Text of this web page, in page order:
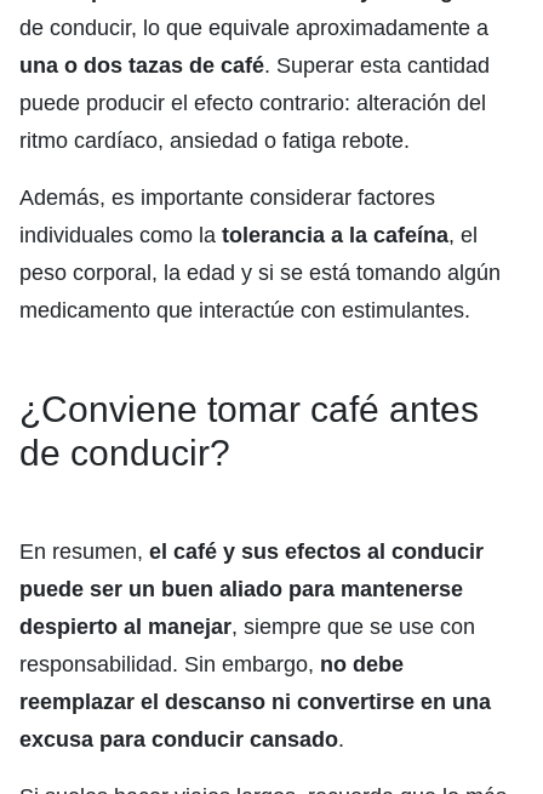
de conducir, lo que equivale aproximadamente a
una o dos tazas de café. Superar esta cantidad
puede producir el efecto contrario: alteración del
ritmo cardíaco, ansiedad o fatiga rebote.
Además, es importante considerar factores
individuales como la tolerancia a la cafeína, el
peso corporal, la edad y si se está tomando algún
medicamento que interactúe con estimulantes.
¿Conviene tomar café antes
de conducir?
En resumen, el café y sus efectos al conducir
puede ser un buen aliado para mantenerse
despierto al manejar, siempre que se use con
responsabilidad. Sin embargo, no debe
reemplazar el descanso ni convertirse en una
excusa para conducir cansado.